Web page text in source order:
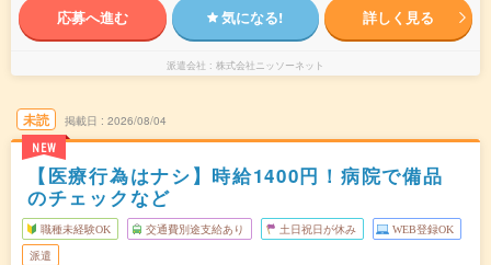
応募へ進む 気になる! 詳しく見る
派遣会社 株式会社ニッソーネット
未読
NEW
掲載日 2026/08/04
【医療行為はナシ】時給1400円！病院で備品
のチェックなど
職種未経験OK 交通費別途支給あり 土日祝日が休み WEB登録OK
派遣